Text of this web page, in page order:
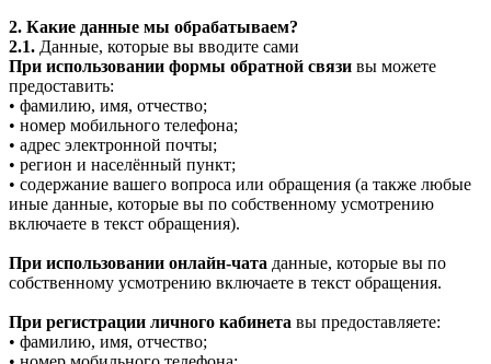
2. Какие данные мы обрабатываем?
2.1. Данные, которые вы вводите сами
При использовании формы обратной связи вы можете
предоставить:
• фамилию, имя, отчество;
• номер мобильного телефона;
• адрес электронной почты;
• регион и населённый пункт;
• содержание вашего вопроса или обращения (а также любые
иные данные, которые вы по собственному усмотрению
включаете в текст обращения).
При использовании онлайн-чата данные, которые вы по
собственному усмотрению включаете в текст обращения.
При регистрации личного кабинета вы предоставляете:
• фамилию, имя, отчество;